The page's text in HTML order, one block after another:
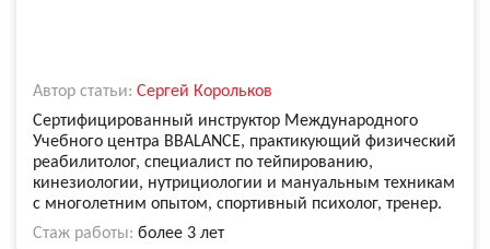
Автор статьи: Сергей Корольков
Сертифицированный инструктор Международного
Учебного центра BBALANCE, практикующий физический
реабилитолог, специалист по тейпированию,
кинезиологии, нутрициологии и мануальным техникам
с многолетним опытом, спортивный психолог, тренер.
Стаж работы: более 3 лет